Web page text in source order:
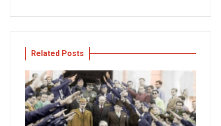
Related Posts